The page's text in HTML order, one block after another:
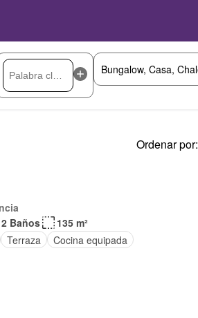
Ordenar por:
2 Baños
135 m²
Terraza Cocina equipada